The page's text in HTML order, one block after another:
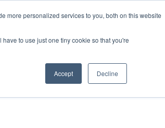
more personalized services to you, both on this website
to use just one tiny cookie so that you're
Accept Decline
CARRIÈRES BLOGUE
DE